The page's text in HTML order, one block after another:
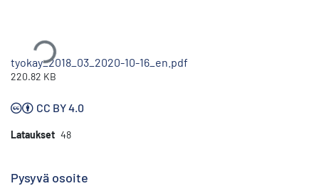
Ladataan...
tyokay_2018_03_2020-10-16_en.pdf
220.82 KB
CC BY 4.0
Lataukset 48
Pysyvä osoite